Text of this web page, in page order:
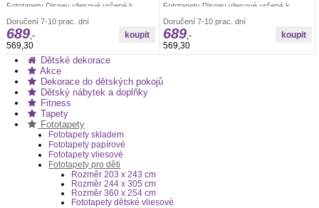
Fototapety Disney vliesové určené k
Vyrobeno v ČR. Rozměr: š.160 x v.110cm.
Jednoduché lepení fototapety jednoho dílu.
Lepidlo je součástí balení. Lepidlem se
natírá pouze zeď. Fototapety pro děti
minnie
Doručení 7-10 prac. dní
689 ,-
569,30
Fototapety Disney vliesové určené k
Vyrobeno v ČR. Rozměr: š.160 x v.110cm.
Jednoduché lepení fototapety jednoho dílu.
Lepidlo je součástí balení. Lepidlem se
natírá pouze zeď. Fototapety pro děti
Doručení 7-10 prac. dní
689,-
569,30
Dětské dekorace
Akce
Dekorace do dětských pokojů
Dětský nábytek a doplňky
Fitness
Tapety
Fototapety
Fototapety skladem
Fototapety papírové
Fototapety vliesové
Fototapety pro děti
Rozměr 203 x 243 cm
Rozměr 244 x 305 cm
Rozměr 360 x 254 cm
Fototapety dětské vliesové